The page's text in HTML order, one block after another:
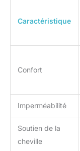
Caractéristique
Confort
Imperméabilité
Soutien de la
cheville